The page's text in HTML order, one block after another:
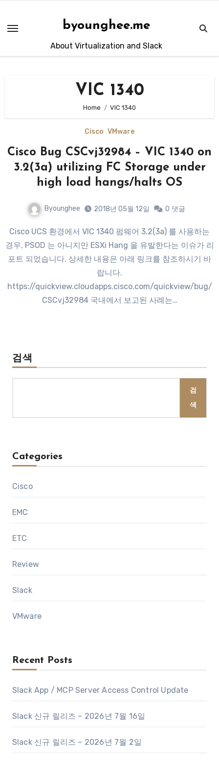
content
byounghee.me
About Virtualization and Slack
VIC 1340
Home VIC 1340
Cisco VMware
Cisco Bug CSCvj32984 – VIC 1340 on
3.2(3a) utilizing FC Storage under
high load hangs/halts OS
Byounghee 2018년 05월 12일 0 댓글
Cisco UCS 환경에서 VIC 1340 펌웨어 3.2(3a) 를 사용하는
경우, PSOD 는 아니지만 ESXi Hang 을 유발한다는 이슈가 리
포트 되었습니다. 상세한 내용은 아래 링크를 참조하시기 바
랍니다.
https://quickview.cloudapps.cisco.com/quickview/bug/
CSCvj32984 국내에서 보고된 사례는…
검색
검
색
Categories
Cisco
EMC
ETC
Review
Slack
VMware
Recent Posts
Slack App / MCP Server Access Control Update
Slack 신규 릴리즈 – 2026년 7월 16일
Slack 신규 릴리즈 – 2026년 7월 2일